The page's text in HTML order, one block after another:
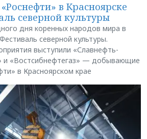
в Красноярске
северной культуры
дня коренных народов мира в
северной культуры.
выступили «Славнефть-
и «Востсибнефтегаз» — добывающие
в Красноярском крае